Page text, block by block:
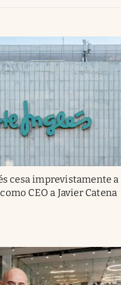
cesa imprevistamente a
CEO a Javier Catena